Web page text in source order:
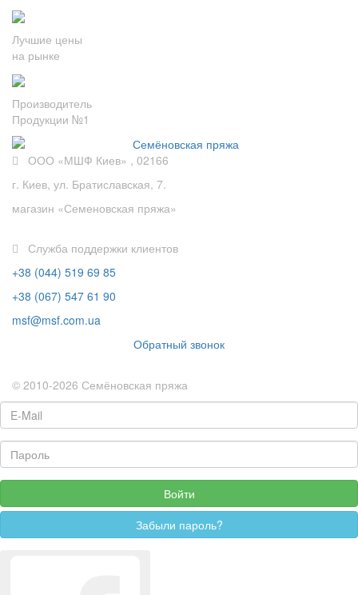
Лучшие цены
на рынке
Производитель
Продукции №1
ООО «МШФ Киев» , 02166
г. Киев, ул. Братиславская, 7.
магазин «Семеновская пряжа»
Служба поддержки клиентов
+38 (044) 519 69 85
+38 (067) 547 61 90
msf@msf.com.ua
Обратный звонок
© 2010-2026 Семёновская пряжа